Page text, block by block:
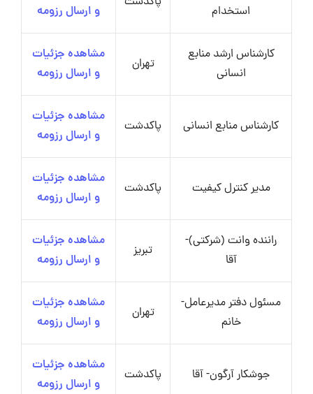
استخدام
و ارسال رزومه
کارشناس ارشد منابع
انسانی
تهران
مشاهده جزئیات
و ارسال رزومه
کارشناس منابع انسانی پاکدشت
مشاهده جزئیات
و ارسال رزومه
مدیر کنترل کیفیت پاکدشت
مشاهده جزئیات
و ارسال رزومه
راننده وانت (شرکتی)-
آقا
تبریز
مشاهده جزئیات
و ارسال رزومه
مسئول دفتر مدیرعامل-
خانم
تهران
مشاهده جزئیات
و ارسال رزومه
جوشکار آرگون- آقا پاکدشت
مشاهده جزئیات
و ارسال رزومه